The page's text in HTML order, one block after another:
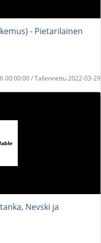
- Pietarilainen
00:00:00 / Tallennettu 2022-03-29
Nevski ja